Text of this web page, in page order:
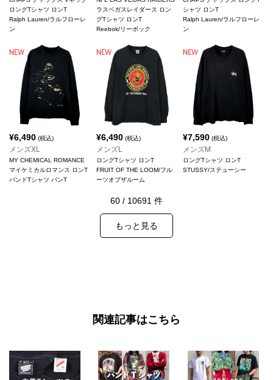
ロングTシャツ ロンT
Ralph Lauren/ラルフローレ
ン
ラスベガスレイダース ロン
グTシャツ ロンT
Reebok/リーボック
シャツ ロンT
Ralph Lauren/ラルフローレ
ン
¥6,490 (税込)
メンズXL
MY CHEMICAL ROMANCE
マイケミカルロマンス ロンT
バンドTシャツ バンT
¥6,490(税込)
メンズL
ロングTシャツ ロンT
FRUIT OF THE LOOM/フル
ーツオブザルーム
¥7,590 (税込)
メンズM
ロングTシャツ ロンT
STUSSY/ステューシー
60 / 10691 件
もっと見る
関連記事はこちら